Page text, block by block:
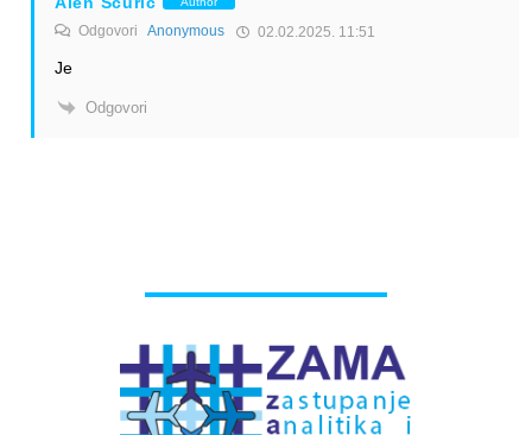
Odgovori Anonymous 02.02.2025. 11:51
Je
Odgovori